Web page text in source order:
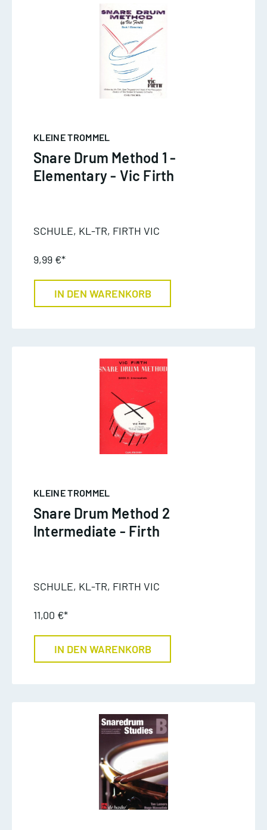
KLEINE TROMMEL
Snare Drum Method 1 -
Elementary - Vic Firth
SCHULE, KL-TR, FIRTH VIC
9,99 €*
IN DEN WARENKORB
KLEINE TROMMEL
Snare Drum Method 2
Intermediate - Firth
SCHULE, KL-TR, FIRTH VIC
11,00 €*
IN DEN WARENKORB